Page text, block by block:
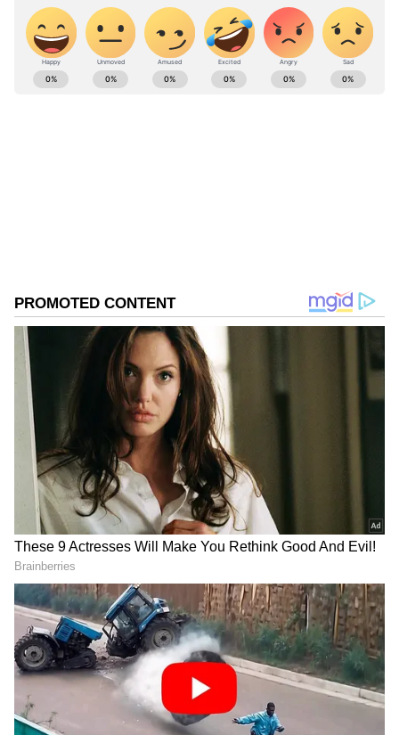
ABOUT THE AUTHOR
DOWNLOAD APP
ಆರೋಗ್ಯ, ಸೌಂದರ್ಯ, ಫಿಟ್‌ನೆಸ್, ಕಿಚನ್ ಟಿಪ್ಸ್‌,
ಸಂಬಂಧ,ಫ್ಯಾಷನ್ ರೆಸಿಪಿಅಪ್ಡೇಟ್‌ಗಳಿಗಾಗಿ
ಏಷ್ಯಾನೆಟ್ ಸುವರ್ಣ ನ್ಯೂಸ್‌ ಫಾಲೋ ಮಾಡಿ.
ಸಂಪೂರ್ಣ ಮಾಹಿತಿ ಒಂದೇ ಕ್ಲಿಕ್‌ನಲ್ಲಿ ಲಭ್ಯ. ಏಷ್ಯಾನೆಟ್